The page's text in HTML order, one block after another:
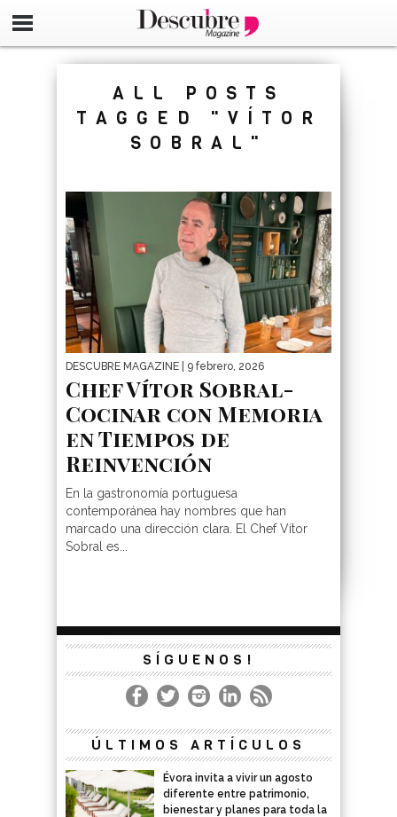
google-site-
ALL POSTS
TAGGED "VÍTOR
SOBRAL"
DESCUBRE MAGAZINE | 9 febrero, 2026
Chef Vítor Sobral-
Cocinar con Memoria
en Tiempos de
Reinvención
En la gastronomía portuguesa
contemporánea hay nombres que han
marcado una dirección clara. El Chef Vítor
Sobral es...
SÍGUENOS!
ÚLTIMOS ARTÍCULOS
Évora invita a vivir un agosto
diferente entre patrimonio,
bienestar y planes para toda la